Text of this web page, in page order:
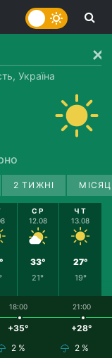
Україна
2 ТИЖНІ
СР
12.08
33°
21°
ЧТ
13.08
27°
19°
18:00
+35°
2 %
21:00
+28°
2 %